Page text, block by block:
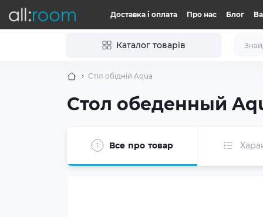
Доставка і оплата Про нас Блог
Каталог товарів
Стіл обідній Aqua
Стол обеденный
Все про товар